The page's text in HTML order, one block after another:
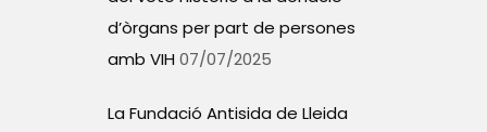
d’òrgans per part de persones
amb VIH 07/07/2025
La Fundació Antisida de Lleida